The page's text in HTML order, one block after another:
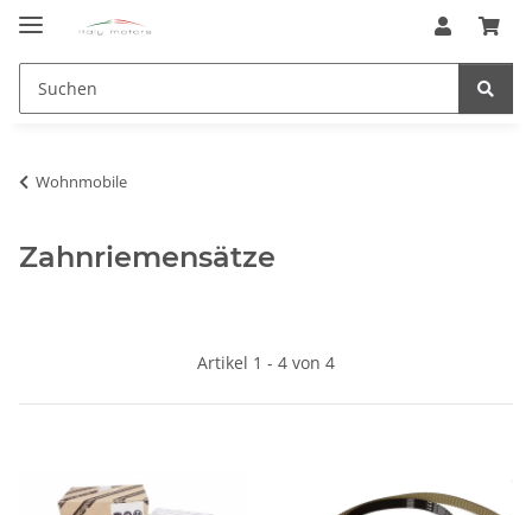
Wohnmobile
Zahnriemensätze
Artikel 1 - 4 von 4